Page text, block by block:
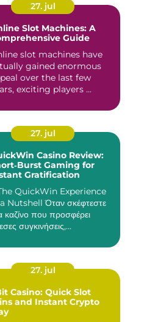
27. jul
Slot Machines: A
Guide
slot machines have
gained enormous
over the last few
exciting players ...
27. jul
Casino Review:
Gaming for
Gratification
QuickWin Experience
Nutshell Όταν σκέφτεστε
καζίνο που προσφέρει
συγκινήσεις,...
27. jul
Casino: Quick Slot
and Instant Crypto